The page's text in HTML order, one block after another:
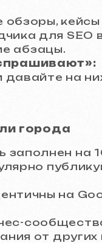
обзоры, кейсы
для SEO
абзацы.
на
города
заполнен на
на
от других